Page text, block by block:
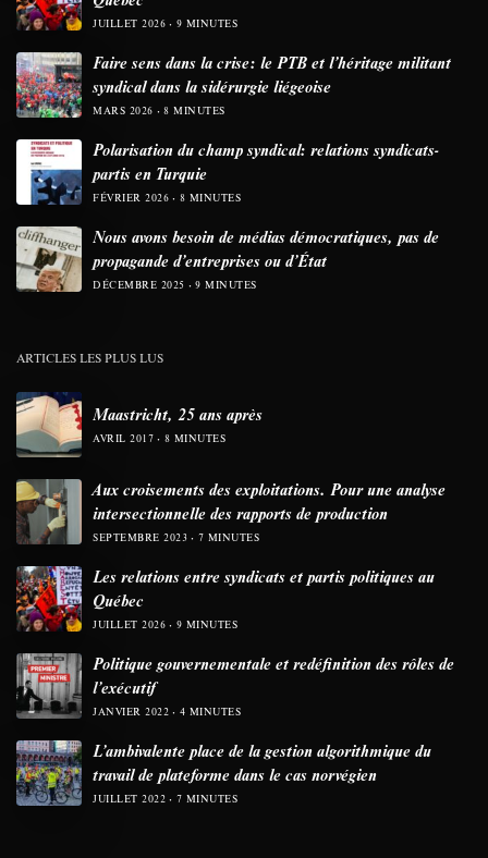
JUILLET 2026 9 MINUTES
Faire sens dans la crise: le PTB et l’héritage militant
syndical dans la sidérurgie liégeoise
MARS 2026 8 MINUTES
Polarisation du champ syndical: relations syndicats-
partis en Turquie
FÉVRIER 2026 8 MINUTES
Nous avons besoin de médias démocratiques, pas de
propagande d’entreprises ou d’État
DÉCEMBRE 2025 9 MINUTES
ARTICLES LES PLUS LUS
Maastricht, 25 ans après
AVRIL 2017 8 MINUTES
Aux croisements des exploitations. Pour une analyse
intersectionnelle des rapports de production
SEPTEMBRE 2023 7 MINUTES
Les relations entre syndicats et partis politiques au
Québec
JUILLET 2026 9 MINUTES
Politique gouvernementale et redéfinition des rôles de
l’exécutif
JANVIER 2022 4 MINUTES
L’ambivalente place de la gestion algorithmique du
travail de plateforme dans le cas norvégien
JUILLET 2022 7 MINUTES